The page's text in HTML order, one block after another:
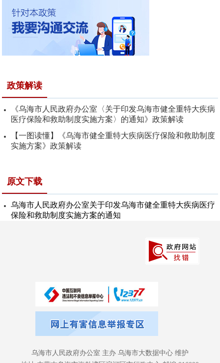
政策解读
《乌海市人民政府办公室〈关于印发乌海市健全重特大疾病
医疗保险和救助制度实施方案〉的通知》政策解读
【一图读懂】《乌海市健全重特大疾病医疗保险和救助制度
实施方案》政策解读
原文下载
乌海市人民政府办公室关于印发乌海市健全重特大疾病医疗
保险和救助制度实施方案的通知
乌海市人民政府办公室 主办 乌海市大数据中心 维护